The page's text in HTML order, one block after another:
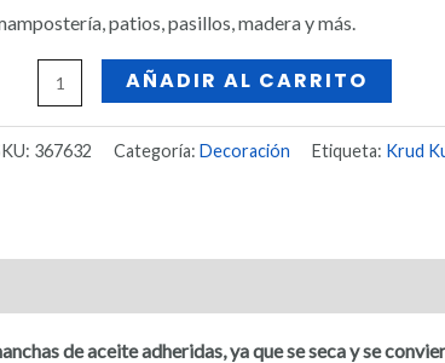
patios, pasillos, madera y más.
AÑADIR AL CARRITO
367632 Categoría:Decoración Etiqueta: Krud
de aceite adheridas, ya que se seca y se